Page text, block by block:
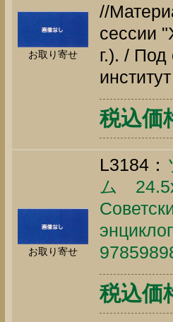
お取り寄せ
//
сессии
г.). /
税込価
お取り寄せ
L3184：
ム
税込価